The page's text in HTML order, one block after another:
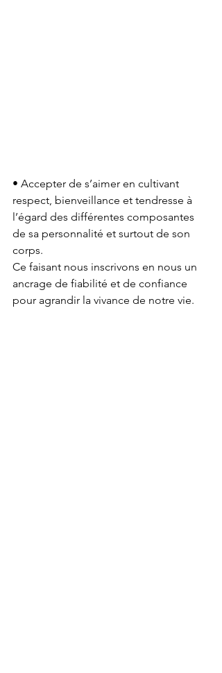
• Accepter de s’aimer en cultivant
respect, bienveillance et tendresse à
l’égard des différentes composantes
de sa personnalité et surtout de son
corps.
Ce faisant nous inscrivons en nous un
ancrage de fiabilité et de confiance
pour agrandir la vivance de notre vie.